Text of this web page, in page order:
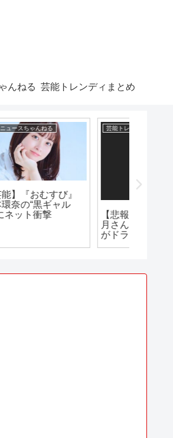
んねる 芸能トレンディまとめ
芸能トレンディまとめ
【悲報】女優の山本美
月さんと麻生祐未さん
がドラマ撮影中に照明